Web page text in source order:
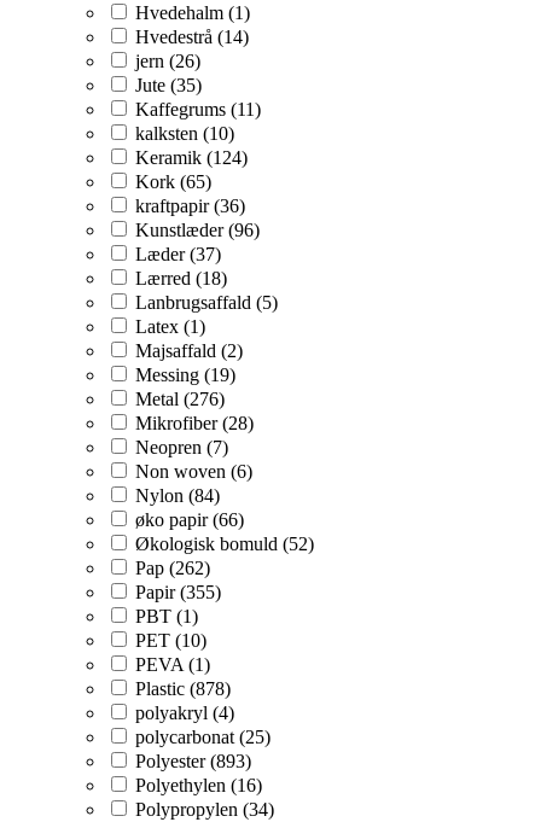
Hvedehalm (1)
Hvedestrå (14)
jern (26)
Jute (35)
Kaffegrums (11)
kalksten (10)
Keramik (124)
Kork (65)
kraftpapir (36)
Kunstlæder (96)
Læder (37)
Lærred (18)
Lanbrugsaffald (5)
Latex (1)
Majsaffald (2)
Messing (19)
Metal (276)
Mikrofiber (28)
Neopren (7)
Non woven (6)
Nylon (84)
øko papir (66)
Økologisk bomuld (52)
Pap (262)
Papir (355)
PBT (1)
PET (10)
PEVA (1)
Plastic (878)
polyakryl (4)
polycarbonat (25)
Polyester (893)
Polyethylen (16)
Polypropylen (34)